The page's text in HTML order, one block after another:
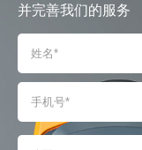
并完善我们的服务